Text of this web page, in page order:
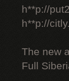
h**p://
h**p://
The new
Full